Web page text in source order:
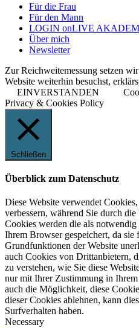
Für die Frau
Für den Mann
LOGIN onLIVE
Über mich
Newsletter
Zur Reichweitemessung setzen
Website weiterhin besuchst,
EINVERSTANDEN
Privacy & Cookies Policy
Schließen
Überblick zum Datenschutz
Diese Website verwendet
verbessern, während Sie durch
Cookies werden die als
Ihrem Browser gespeichert, da sie
Grundfunktionen der Website
auch Cookies von Drittanbietern,
zu verstehen, wie Sie diese
nur mit Ihrer Zustimmung in
auch die Möglichkeit, diese
dieser Cookies ablehnen, kann
Surfverhalten haben.
Necessary